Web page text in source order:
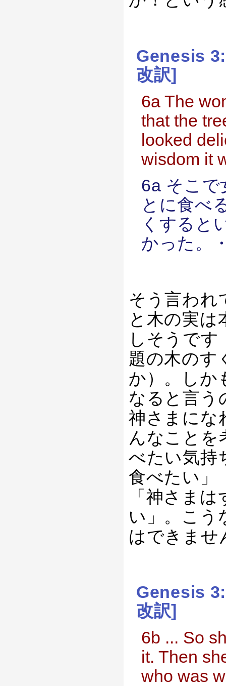
Genesis
改訳]
6a The
that the
looked
wisdom it
6a そこで
とに食べ
くすると
かった。
そう言われ
と木の実は
しそうで
題の木のす
か）。しか
なると言う
神さまにな
んなことを
べたい気持
食べたい」
「神さま
い」。こう
はできませ
Genesis
改訳]
6b ... So
it. Then
who was